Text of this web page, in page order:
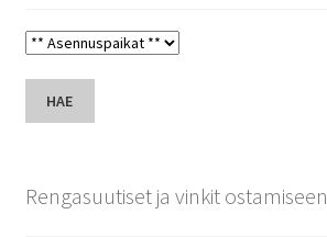
HAE
Rengasuutiset ja vinkit ostamiseen